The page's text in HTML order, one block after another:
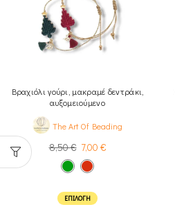
Βραχιόλι γούρι, μακραμέ δεντράκι,
αυξομειούμενο
The Art Of Beading
8,50€ 7,00 €
ΕΠΙΛΟΓΉ